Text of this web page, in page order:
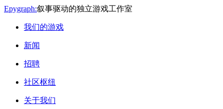
Epygraph:叙事驱动的独立游戏工作室
我们的游戏
新闻
招聘
社区枢纽
关于我们